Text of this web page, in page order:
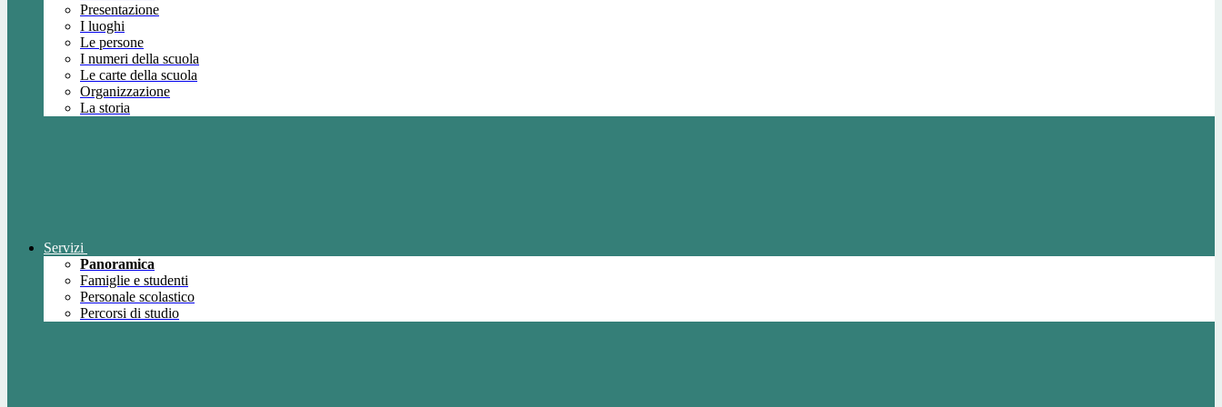
Presentazione
I luoghi
Le persone
I numeri della scuola
Le carte della scuola
Organizzazione
La storia
Servizi
Panoramica
Famiglie e studenti
Personale scolastico
Percorsi di studio